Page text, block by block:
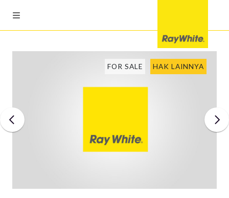
FOR SALE HAK LAINNYA